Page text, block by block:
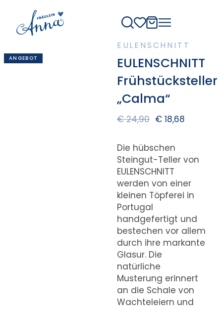
ANGEBOT
EULENSCHNITT
EULENSCHNITT
Frühstücksteller
„Calma“
€24,90 €18,68
Die hübschen
Steingut-Teller von
EULENSCHNITT
werden von einer
kleinen Töpferei in
Portugal
handgefertigt und
bestechen vor allem
durch ihre markante
Glasur. Die
natürliche
Musterung erinnert
an die Schale von
Wachteleiern und